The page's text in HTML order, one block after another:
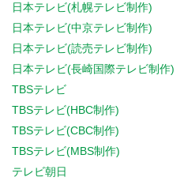
日本テレビ(札幌テレビ制作)
日本テレビ(中京テレビ制作)
日本テレビ(読売テレビ制作)
日本テレビ(長崎国際テレビ制作)
TBSテレビ
TBSテレビ(HBC制作)
TBSテレビ(CBC制作)
TBSテレビ(MBS制作)
テレビ朝日